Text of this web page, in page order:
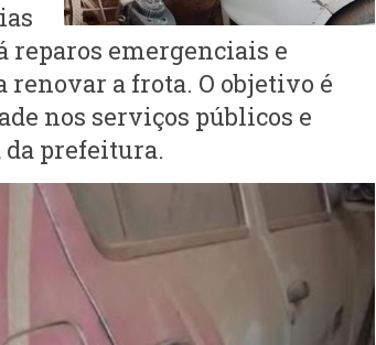
reparos emergenciais e
renovar a frota. O objetivo é
nos serviços públicos e
prefeitura.